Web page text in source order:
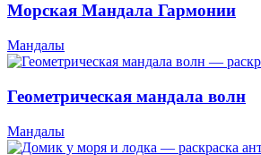
Морская Мандала Гармонии
Мандалы
Геометрическая мандала волн
Мандалы